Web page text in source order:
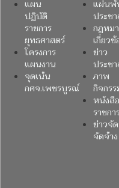
แผน
ปฏิบัติ
ราชการ
ยุทธศาสตร์
โครงการ
แผนงาน
จุดเน้น
กศจ.เพชรบูรณ์
แผ่นพั
ประช
กฎหม
เกี่ยวข้
ข่าว
ประช
ภาพ
กิจกรร
หนังสือ
ราชกา
ข่าวจั
จัดจ้าง